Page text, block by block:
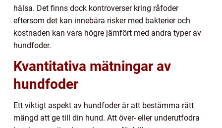
hälsa. Det finns dock kontroverser kring råfoder
eftersom det kan innebära risker med bakterier och
kostnaden kan vara högre jämfört med andra typer av
hundfoder.
Kvantitativa mätningar av
hundfoder
Ett viktigt aspekt av hundfoder är att bestämma rätt
mängd att ge till din hund. Att över- eller underutfodra